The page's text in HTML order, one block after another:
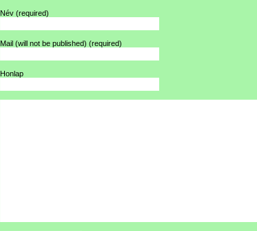
Név (required)
Mail (will not be published) (required)
Honlap